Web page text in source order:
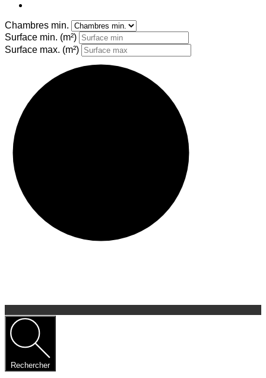
Chambres min.
Surface min. (m²)
Surface max. (m²)
Rechercher